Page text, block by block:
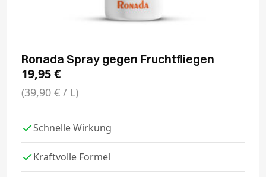
Ronada Spray gegen Fruchtfliegen
19,95€
(39,90 € / L)
Schnelle Wirkung
Kraftvolle Formel